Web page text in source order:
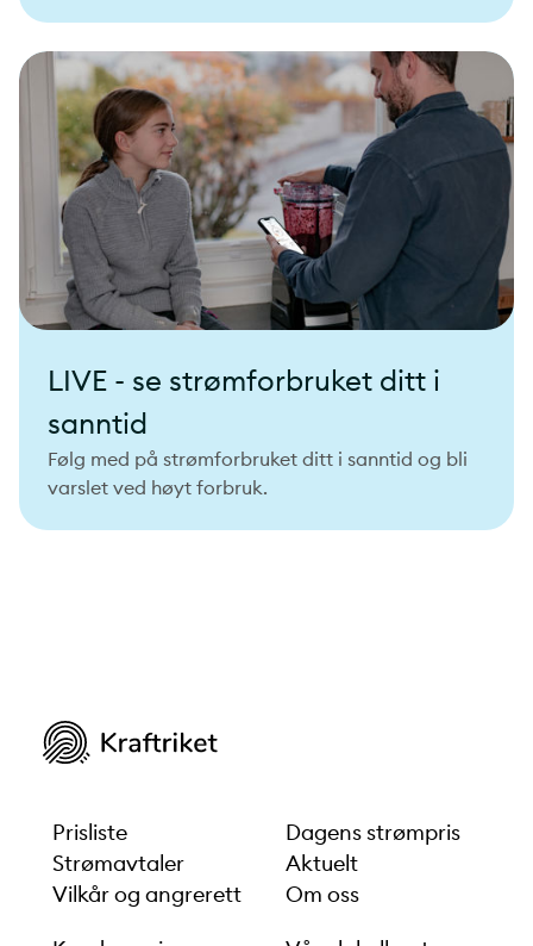
LIVE - se strømforbruket ditt i
sanntid
Følg med på strømforbruket ditt i sanntid og bli
varslet ved høyt forbruk.
Prisliste
Strømavtaler
Vilkår og angrerett
Dagens strømpris
Aktuelt
Om oss